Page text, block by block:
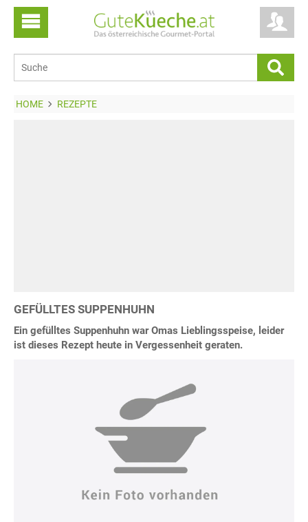
HOME REZEPTE
GEFÜLLTES SUPPENHUHN
Ein gefülltes Suppenhuhn war Omas Lieblingsspeise, leider
ist dieses Rezept heute in Vergessenheit geraten.